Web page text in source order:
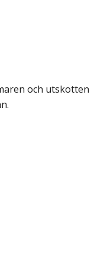
och utskotten